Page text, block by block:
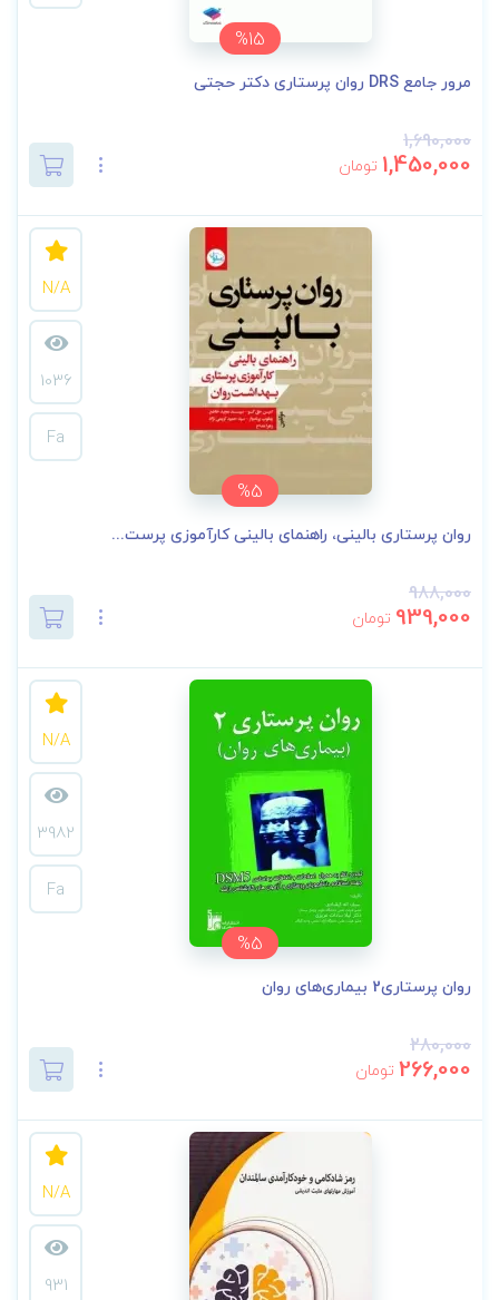
%15
مرور جامع DRS روان پرستاری دکتر حجتی
1,690,000
1,450,000 تومان
%5
N/A
1036
Fa
روان‌ پرستاری بالینی، راهنمای بالینی کارآموزی پرست...
988,000
939,000 تومان
%5
N/A
3982
Fa
روان پرستاری2 بیماری‌های روان
280,000
266,000 تومان
N/A
931